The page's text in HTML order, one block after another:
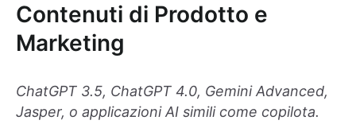
Contenuti di Prodotto e
Marketing
ChatGPT 3.5, ChatGPT 4.0, Gemini Advanced,
Jasper, o applicazioni AI simili come copilota.